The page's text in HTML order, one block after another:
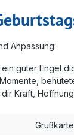
Anpassung:
guter Engel
Kraft,